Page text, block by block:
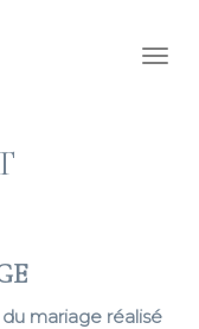
mariage réalisé